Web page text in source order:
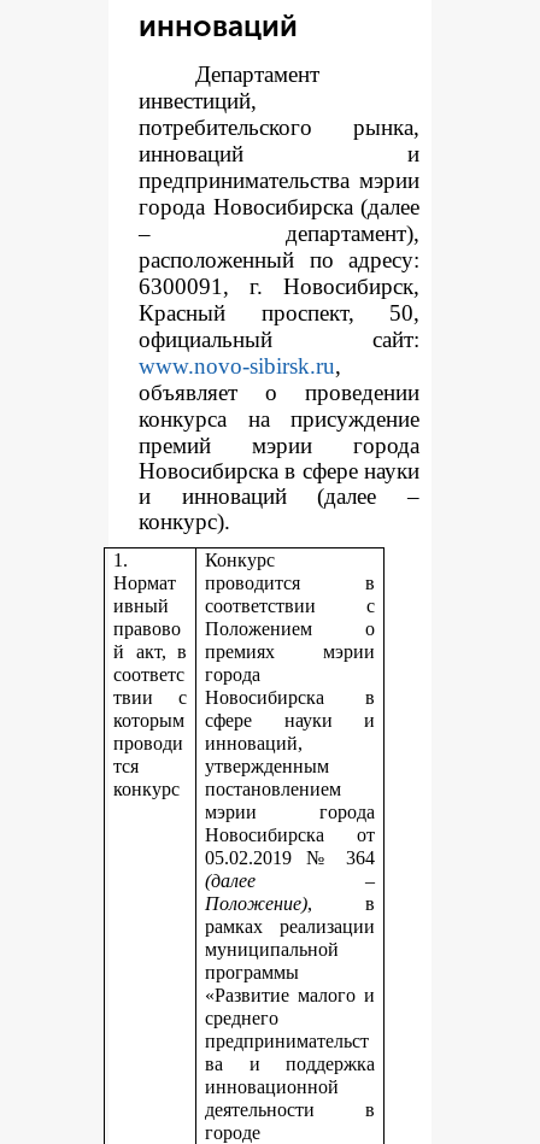
инноваций
Департамент
инвестиций,
потребительского рынка,
инноваций и
предпринимательства мэрии
города Новосибирска (далее
– департамент),
расположенный по адресу:
6300091, г. Новосибирск,
Красный проспект, 50,
официальный сайт:
www.novo-sibirsk.ru,
объявляет о проведении
конкурса на присуждение
премий мэрии города
Новосибирска в сфере науки
и инноваций (далее –
конкурс).
1.
Нормат
ивный
правово
й акт, в
соответс
твии с
которым
проводи
тся
конкурс
Конкурс
проводится в
соответствии с
Положением о
премиях мэрии
города
Новосибирска в
сфере науки и
инноваций,
утвержденным
постановлением
мэрии города
Новосибирска от
05.02.2019 № 364
(далее –
Положение), в
рамках реализации
муниципальной
программы
«Развитие малого и
среднего
предпринимательст
ва и поддержка
инновационной
деятельности в
городе